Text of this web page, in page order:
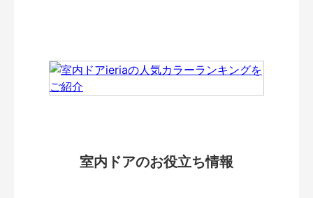
室内ドアのお役立ち情報